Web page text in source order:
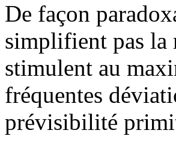
De façon
simplifient pas la
stimulent au
fréquentes
prévisibilité